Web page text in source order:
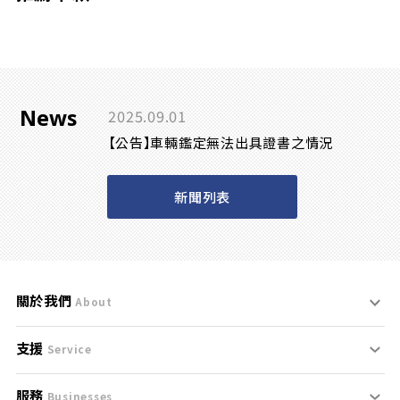
News 2025.09.01
【公告】車輛鑑定無法出具證書之情況
新聞列表
關於我們 About
刊登規範
支援 Service
服務 Businesses